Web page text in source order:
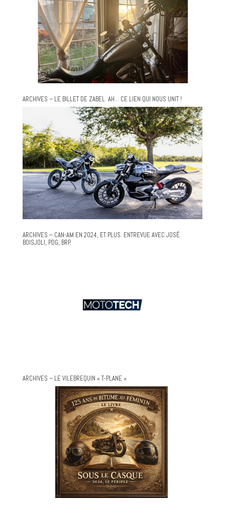
ARCHIVES – LE BILLET DE ZABEL. AH… CE LIEN QUI NOUS UNIT !
ARCHIVES – CAN-AM EN 2024, ET PLUS. ENTREVUE AVEC JOSÉ
BOISJOLI, PDG, BRP.
ARCHIVES – LE VILEBREQUIN « T-PLANE »